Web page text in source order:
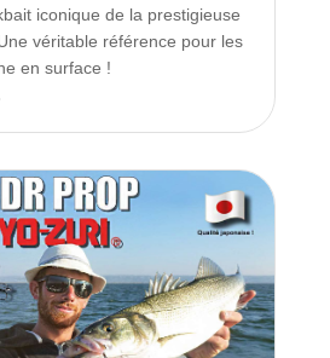
iconique de la prestigieuse
véritable référence pour les
en surface !